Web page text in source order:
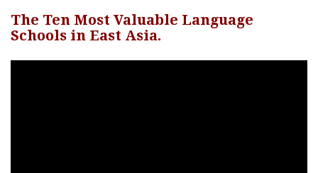
The Ten Most Valuable Language
Schools in East Asia.